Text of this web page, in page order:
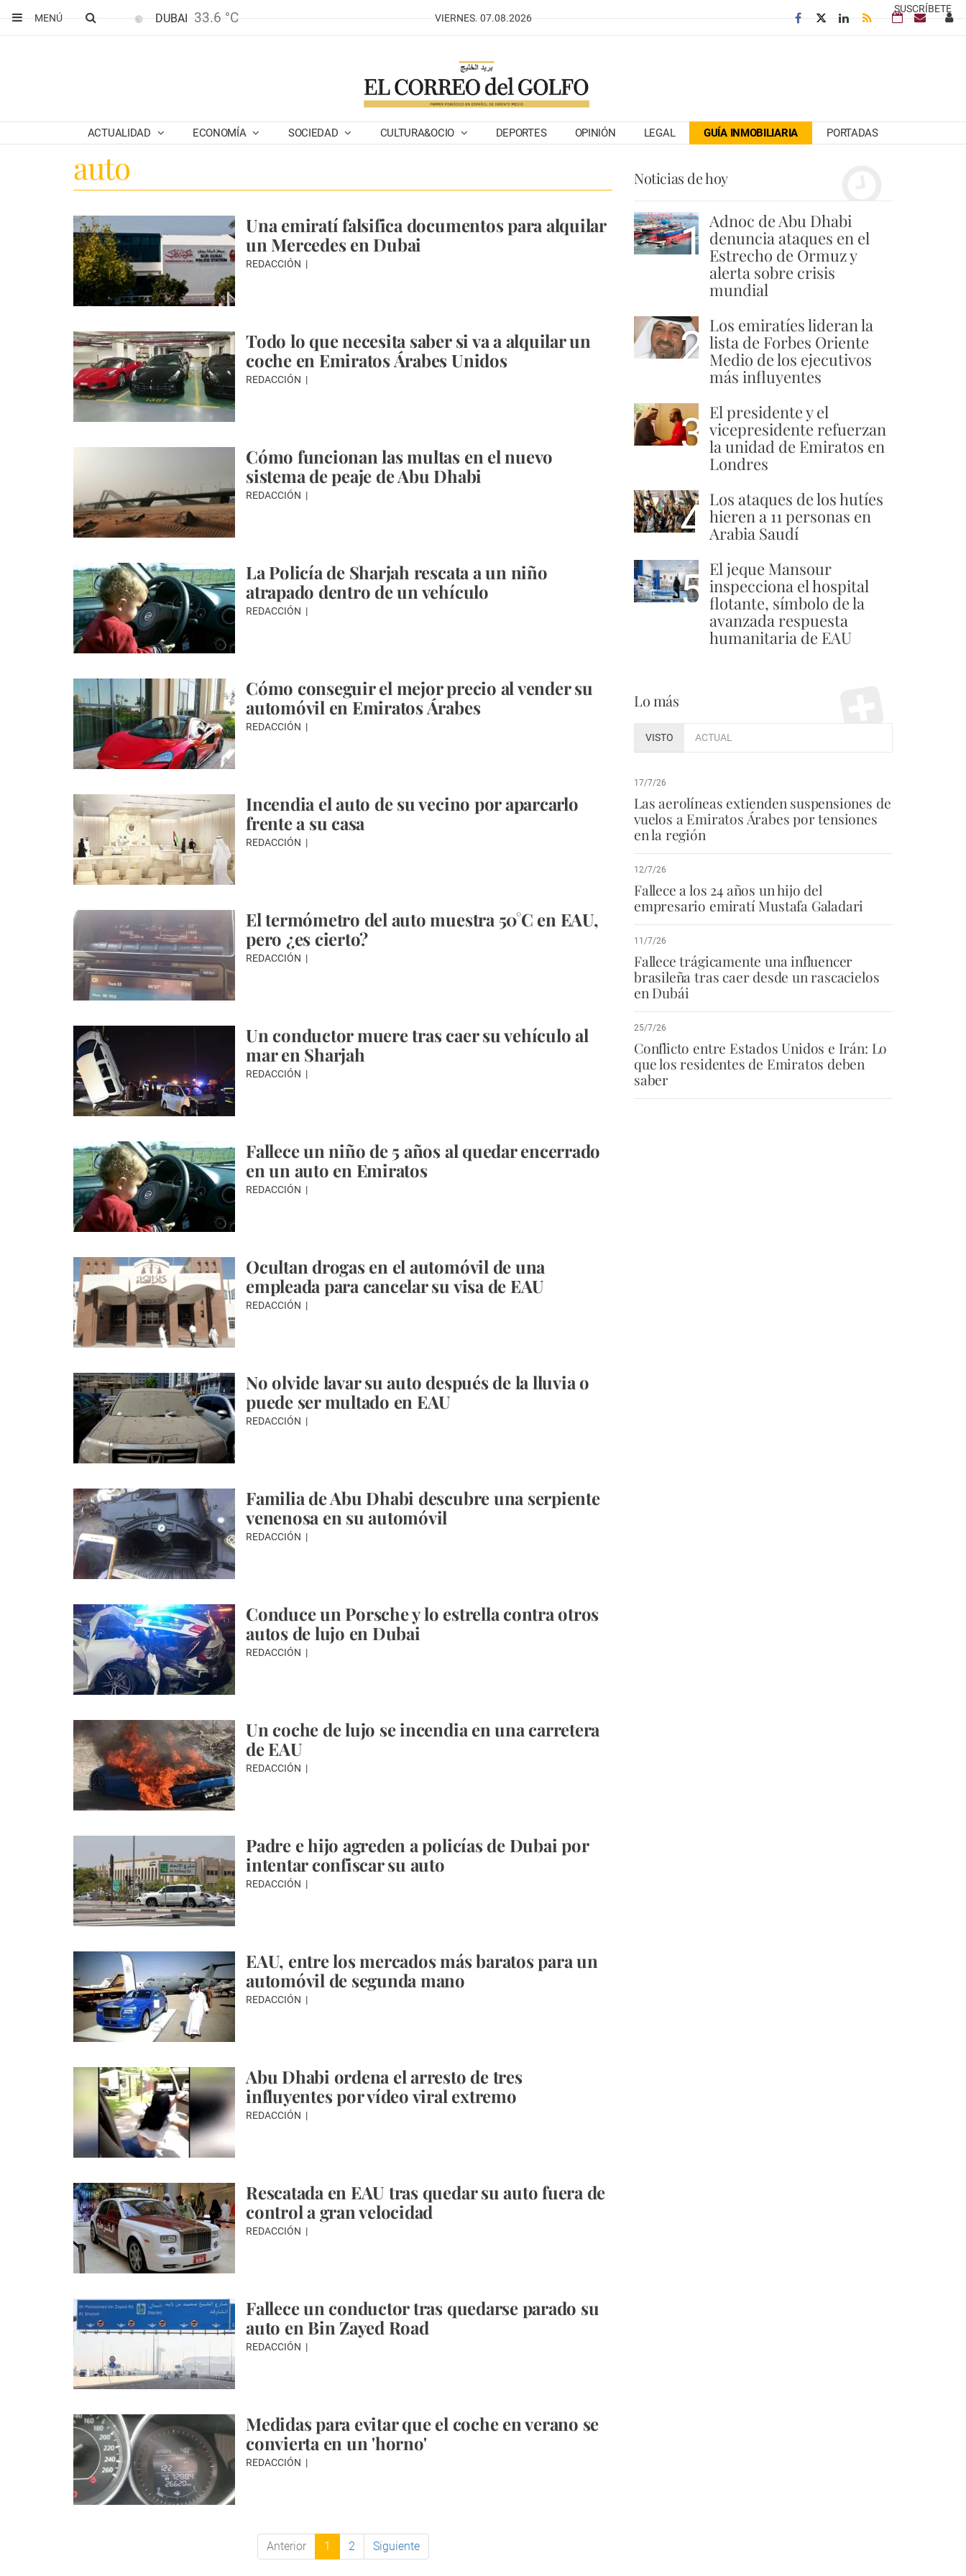
SUSCRÍBETE
MENÚ
DUBAI 33.6 °C VIERNES. 07.08.2026
ACTUALIDAD ECONOMÍA SOCIEDAD CULTURA&OCIO DEPORTES OPINIÓN LEGAL GUÍA INMOBILIARIA PORTADAS
auto
Una emiratí falsifica documentos para alquilar
un Mercedes en Dubai
REDACCIÓN
Todo lo que necesita saber si va a alquilar un
coche en Emiratos Árabes Unidos
REDACCIÓN
Cómo funcionan las multas en el nuevo
sistema de peaje de Abu Dhabi
REDACCIÓN
La Policía de Sharjah rescata a un niño
atrapado dentro de un vehículo
REDACCIÓN
Cómo conseguir el mejor precio al vender su
automóvil en Emiratos Árabes
REDACCIÓN
Incendia el auto de su vecino por aparcarlo
frente a su casa
REDACCIÓN
El termómetro del auto muestra 50°C en EAU,
pero ¿es cierto?
REDACCIÓN
Un conductor muere tras caer su vehículo al
mar en Sharjah
REDACCIÓN
Fallece un niño de 5 años al quedar encerrado
en un auto en Emiratos
REDACCIÓN
Ocultan drogas en el automóvil de una
empleada para cancelar su visa de EAU
REDACCIÓN
No olvide lavar su auto después de la lluvia o
puede ser multado en EAU
REDACCIÓN
Familia de Abu Dhabi descubre una serpiente
venenosa en su automóvil
REDACCIÓN
Conduce un Porsche y lo estrella contra otros
autos de lujo en Dubai
REDACCIÓN
Un coche de lujo se incendia en una carretera
de EAU
REDACCIÓN
Padre e hijo agreden a policías de Dubai por
intentar confiscar su auto
REDACCIÓN
EAU, entre los mercados ​​más baratos para un
automóvil de segunda mano
REDACCIÓN
Abu Dhabi ordena el arresto de tres
influyentes por vídeo viral extremo
REDACCIÓN
Rescatada en EAU tras quedar su auto fuera de
control a gran velocidad
REDACCIÓN
Fallece un conductor tras quedarse parado su
auto en Bin Zayed Road
REDACCIÓN
Medidas para evitar que el coche en verano se
convierta en un 'horno'
REDACCIÓN
Anterior 1 2 Siguiente
Noticias de hoy
1 Adnoc de Abu Dhabi
denuncia ataques en el
Estrecho de Ormuz y
alerta sobre crisis
mundial
2 Los emiratíes lideran la
lista de Forbes Oriente
Medio de los ejecutivos
más influyentes
3 El presidente y el
vicepresidente refuerzan
la unidad de Emiratos en
Londres
4 Los ataques de los hutíes
hieren a 11 personas en
Arabia Saudí
5 El jeque Mansour
inspecciona el hospital
flotante, símbolo de la
avanzada respuesta
humanitaria de EAU
Lo más
VISTO ACTUAL
17/7/26
Las aerolíneas extienden suspensiones de
vuelos a Emiratos Árabes por tensiones
en la región
12/7/26
Fallece a los 24 años un hijo del
empresario emiratí Mustafa Galadari
11/7/26
Fallece trágicamente una influencer
brasileña tras caer desde un rascacielos
en Dubái
25/7/26
Conflicto entre Estados Unidos e Irán: Lo
que los residentes de Emiratos deben
saber